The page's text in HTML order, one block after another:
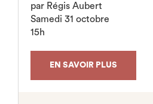
par Régis Aubert
Samedi 31 octobre
15h
EN SAVOIR PLUS